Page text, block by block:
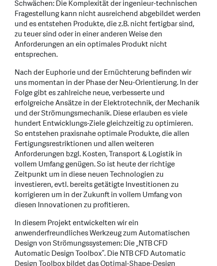
Schwächen: Die Komplexität der ingenieur-technischen
Fragestellung kann nicht ausreichend abgebildet werden
und es entstehen Produkte, die z.B. nicht fertigbar sind,
zu teuer sind oder in einer anderen Weise den
Anforderungen an ein optimales Produkt nicht
entsprechen.
Nach der Euphorie und der Ernüchterung befinden wir
uns momentan in der Phase der Neu-Orientierung. In der
Folge gibt es zahlreiche neue, verbesserte und
erfolgreiche Ansätze in der Elektrotechnik, der Mechanik
und der Strömungsmechanik. Diese erlauben es viele
hundert Entwicklungs-Ziele gleichzeitig zu optimieren.
So entstehen praxisnahe optimale Produkte, die allen
Fertigungsrestriktionen und allen weiteren
Anforderungen bzgl. Kosten, Transport & Logistik in
vollem Umfang genügen. So ist heute der richtige
Zeitpunkt um in diese neuen Technologien zu
investieren, evtl. bereits getätigte Investitionen zu
korrigieren um in der Zukunft in vollem Umfang von
diesen Innovationen zu profitieren.
In diesem Projekt entwickelten wir ein
anwenderfreundliches Werkzeug zum Automatischen
Design von Strömungssystemen: Die „NTB CFD
Automatic Design Toolbox“. Die NTB CFD Automatic
Design Toolbox bildet das Optimal-Shape-Design